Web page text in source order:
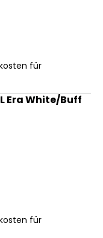
für
Era White/Buff
für